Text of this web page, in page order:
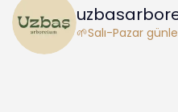
🌱Salı-Pazar